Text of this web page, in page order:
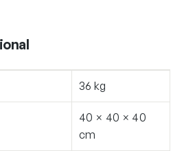
36 kg
40 × 40 × 40
cm